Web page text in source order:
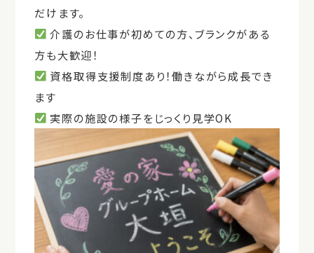
だけます。
介護のお仕事が初めての方、ブランクがある
方も大歓迎！
資格取得支援制度あり！働きながら成長でき
ます
実際の施設の様子をじっくり見学OK